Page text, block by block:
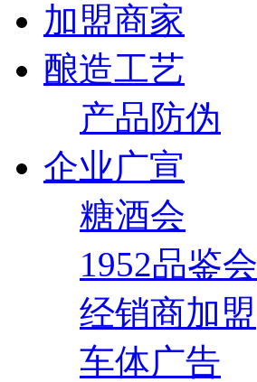
加盟商家
酿造工艺
产品防伪
企业广宣
糖酒会
1952品鉴会
经销商加盟
车体广告